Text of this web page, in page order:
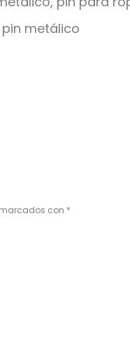
metálico
con *